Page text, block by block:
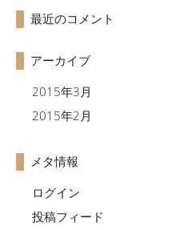
最近のコメント
アーカイブ
2015年3月
2015年2月
メタ情報
ログイン
投稿フィード